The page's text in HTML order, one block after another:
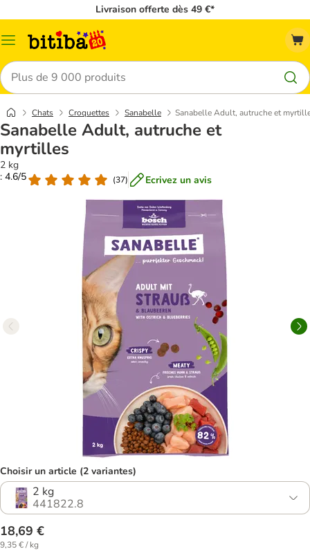
Livraison offerte dès 49 €*
Menu
Rechercher
Chats Croquettes Sanabelle Sanabelle Adult, autruche et
Sanabelle Adult, autruche et
myrtilles
2 kg
: 4.6/5
(37) Ecrivez un avis
Choisir un article (2 variantes)
2 kg
441822.8
18,69 €
9,35 € / kg